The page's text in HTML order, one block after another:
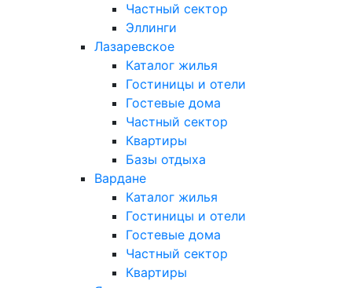
Частный сектор
Эллинги
Лазаревское
Каталог жилья
Гостиницы и отели
Гостевые дома
Частный сектор
Квартиры
Базы отдыха
Вардане
Каталог жилья
Гостиницы и отели
Гостевые дома
Частный сектор
Квартиры